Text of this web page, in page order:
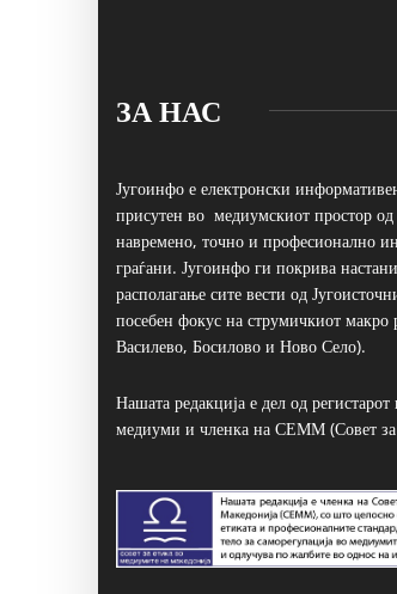
ЗА НАС
Југоинфо е електронски
присутен во медиумскиот простор
навремено, точно и професионално
граѓани. Југоинфо ги покрива
располагање сите вести од
посебен фокус на струмичкиот
Василево, Босилово и Ново Село).
Нашата редакција е дел од
медиуми и членка на СЕММ (Совет